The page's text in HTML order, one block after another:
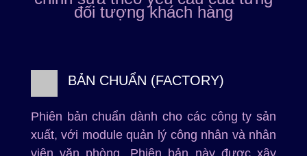
đối tượng khách hàng
BẢN CHUẨN (FACTORY)
Phiên bản chuẩn dành cho các công ty sản
xuất, với module quản lý công nhân và nhân
viên văn phòng. Phiên bản này được xây